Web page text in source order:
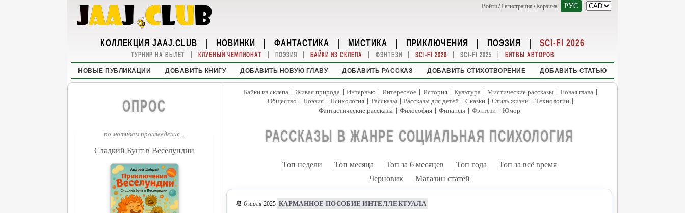
Войти/Регистрация /Корзина РУС
КОЛЛЕКЦИЯ JAAJ.CLUB | НОВИНКИ | ФАНТАСТИКА | МИСТИКА | ПРИКЛЮЧЕНИЯ | ПОЭЗИЯ | SCI-FI 2026
ТУРНИР НА ВЫЛЕТ | КЛУБНЫЙ ЧЕМПИОНАТ | ПОЭЗИЯ | БАЙКИ ИЗ СКЛЕПА | ФЭНТЕЗИ | SCI-FI 2026 | SCI-FI 2025 | БИТВЫ АВТОРОВ
НОВЫЕ ПУБЛИКАЦИИ ДОБАВИТЬ КНИГУ ДОБАВИТЬ НОВУЮ ГЛАВУ ДОБАВИТЬ РАССКАЗ ДОБАВИТЬ СТИХОТВОРЕНИЕ ДОБАВИТЬ СТАТЬЮ
ОПРОС
по мотивам произведения...
Сладкий Бунт в Веселундии
Байки из склепа | Живая природа | Интервью | Интересное | История | Культура | Мистические рассказы | Новая глава |
Общество | Поэзия | Психология | Рассказы | Рассказы для детей | Сказки | Стиль жизни | Технологии |
Фантастические рассказы | Философия | Финансы | Фэнтези | Юмор
РАССКАЗЫ В ЖАНРЕ СОЦИАЛЬНАЯ ПСИХОЛОГИЯ
Топ недели Топ месяца Топ за 6 месяцев Топ года
Топ за всё время
Черновик
Магазин статей
📆 6 июля 2025 КАРМАННОЕ ПОСОБИЕ ИНТЕЛЛЕКТУАЛА